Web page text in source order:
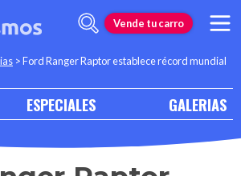
Vende tu carro
>Ford Ranger Raptor establece récord mundial
ESPECIALES GALERIAS